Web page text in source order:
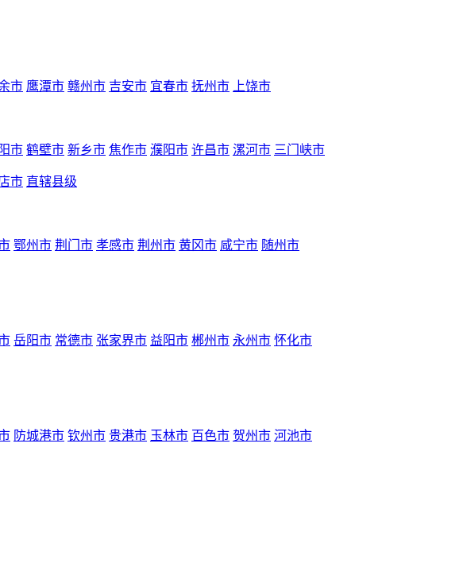
市 鹰潭市 赣州市 吉安市 宜春市 抚州市 上饶市
市 鹤壁市 新乡市 焦作市 濮阳市 许昌市 漯河市 三门峡市
市 直辖县级
鄂州市 荆门市 孝感市 荆州市 黄冈市 咸宁市 随州市
岳阳市 常德市 张家界市 益阳市 郴州市 永州市 怀化市
防城港市 钦州市 贵港市 玉林市 百色市 贺州市 河池市